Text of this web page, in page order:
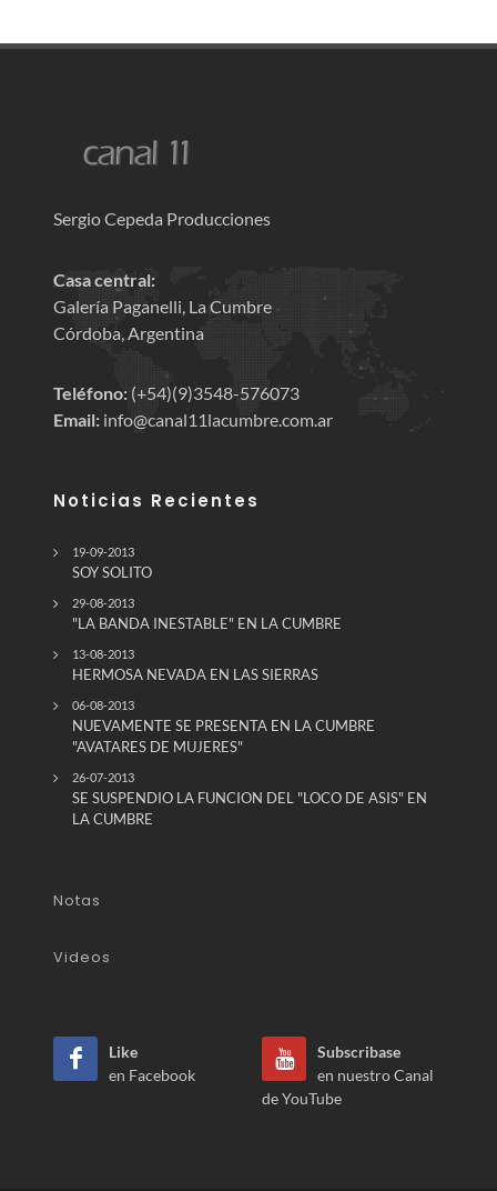
Sergio Cepeda Producciones
Casa central:
Galería Paganelli, La Cumbre
Córdoba, Argentina
Teléfono: (+54)(9)3548-576073
Email: info@canal11lacumbre.com.ar
Noticias Recientes
19-09-2013
SOY SOLITO
29-08-2013
"LA BANDA INESTABLE" EN LA CUMBRE
13-08-2013
HERMOSA NEVADA EN LAS SIERRAS
06-08-2013
NUEVAMENTE SE PRESENTA EN LA CUMBRE
"AVATARES DE MUJERES"
26-07-2013
SE SUSPENDIO LA FUNCION DEL "LOCO DE ASIS" EN
LA CUMBRE
Notas
Videos
Like
en Facebook
Subscribase
en nuestro Canal
de YouTube